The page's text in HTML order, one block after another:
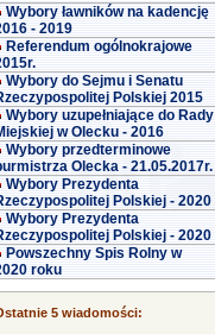
Wybory ławników na kadencję
- 2019
Referendum ogólnokrajowe
Wybory do Sejmu i Senatu
Polskiej 2015
Wybory uzupełniające do Rady
w Olecku - 2016
Wybory przedterminowe
Olecka - 21.05.2017r.
Wybory Prezydenta
Polskiej - 2020
Wybory Prezydenta
Polskiej - 2020
Powszechny Spis Rolny w
roku
5 wiadomości: